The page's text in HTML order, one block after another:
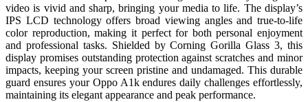
video is vivid and sharp, bringing your media to life. The display’s
IPS LCD technology offers broad viewing angles and true-to-life
color reproduction, making it perfect for both personal enjoyment
and professional tasks. Shielded by Corning Gorilla Glass 3, this
display promises outstanding protection against scratches and minor
impacts, keeping your screen pristine and undamaged. This durable
guard ensures your Oppo A1k endures daily challenges effortlessly,
maintaining its elegant appearance and peak performance.